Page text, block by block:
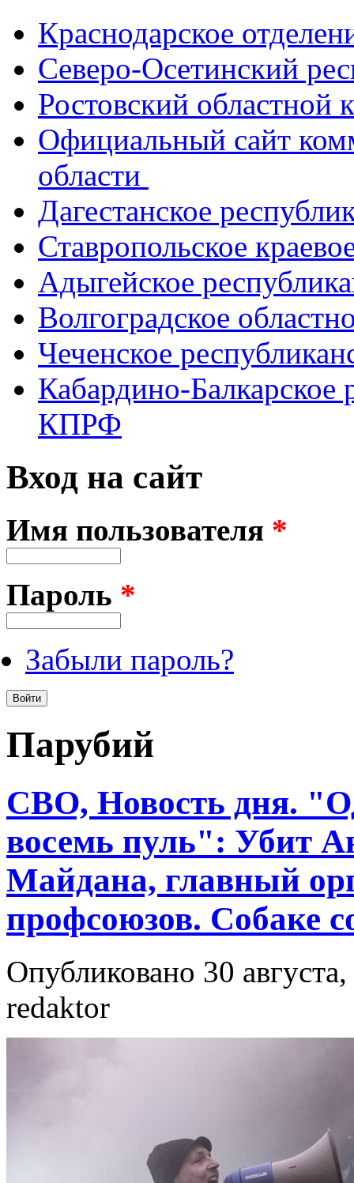
Краснодарское
Северо-Осетинский
Ростовский
Официальный сайт
области
Дагестанское
Ставропольское
Адыгейское
Волгоградское
Чеченское
Кабардино-Балкарское
КПРФ
Вход на сайт
Имя пользователя *
Пароль *
Забыли пароль?
Парубий
СВО, Новость дня.
восемь пуль": Убит
Майдана, главный
профсоюзов. Собаке
Опубликовано 30
redaktor